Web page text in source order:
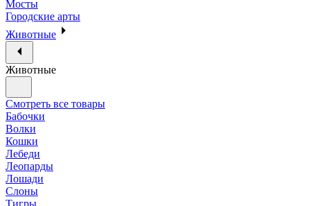
Мосты
Городские арты
Животные
Животные
Смотреть все товары
Бабочки
Волки
Кошки
Лебеди
Леопарды
Лошади
Слоны
Тигры